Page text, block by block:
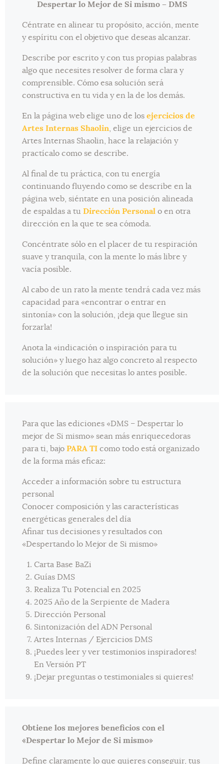
Despertar lo Mejor de Si mismo – DMS
Céntrate en alinear tu propósito, acción, mente
y espíritu con el objetivo que deseas alcanzar.
Describe por escrito y con tus propias palabras
algo que necesites resolver de forma clara y
comprensible. Cómo esa solución será
constructiva en tu vida y en la de los demás.
En la página web elige uno de losejercicios de
Artes Internas Shaolin, elige un ejercicios de
Artes Internas Shaolin, hace la relajación y
practícalo como se describe.
Al final de tu práctica, con tu energía
continuando fluyendo como se describe en la
página web, siéntate en una posición alineada
de espaldas a tuDirección Personal o en otra
dirección en la que te sea cómoda.
Concéntrate sólo en el placer de tu respiración
suave y tranquila, con la mente lo más libre y
vacía posible.
Al cabo de un rato la mente tendrá cada vez más
capacidad para «encontrar o entrar en
sintonía» con la solución, ¡deja que llegue sin
forzarla!
Anota la «indicación o inspiración para tu
solución» y luego haz algo concreto al respecto
de la solución que necesitas lo antes posible.
Para que las ediciones «DMS – Despertar lo
mejor de Si mismo» sean más enriquecedoras
para ti, bajoPARA TI como todo está organizado
de la forma más eficaz:
Acceder a información sobre tu estructura
personal
Conocer composición y las características
energéticas generales del día
Afinar tus decisiones y resultados con
«Despertando lo Mejor de Si mismo»
Carta Base BaZi
Guías DMS
Realiza Tu Potencial en 2025
2025 Año de la Serpiente de Madera
Dirección Personal
Sintonización del ADN Personal
Artes Internas / Ejercicios DMS
¡Puedes leer y ver testimonios inspiradores!
En Versión PT
¡Dejar preguntas o testimoniales si quieres!
Obtiene los mejores beneficios con el
«Despertar lo Mejor de Si mismo»
Define claramente lo que quieres conseguir, tus